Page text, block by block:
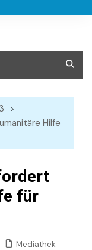
Hilfe
für
Mediathek